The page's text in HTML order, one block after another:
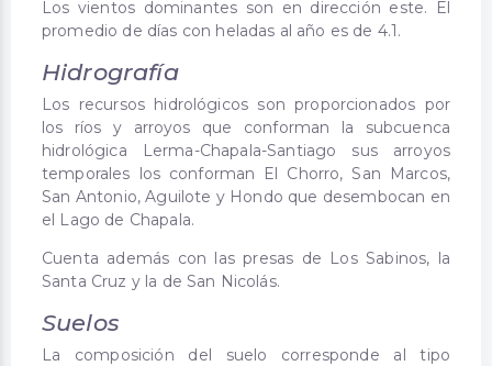
Los vientos dominantes son en dirección este. El
promedio de días con heladas al año es de 4.1.
Hidrografía
Los recursos hidrológicos son proporcionados por
los ríos y arroyos que conforman la subcuenca
hidrológica Lerma-Chapala-Santiago sus arroyos
temporales los conforman El Chorro, San Marcos,
San Antonio, Aguilote y Hondo que desembocan en
el Lago de Chapala.
Cuenta además con las presas de Los Sabinos, la
Santa Cruz y la de San Nicolás.
Suelos
La composición del suelo corresponde al tipo